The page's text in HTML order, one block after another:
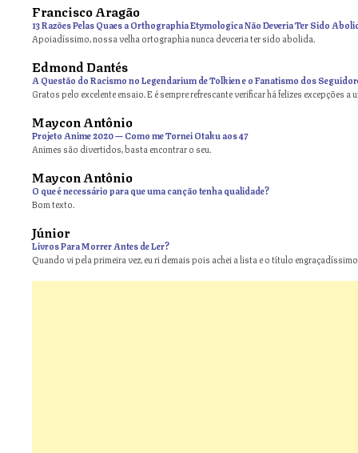
Francisco Aragão
13 Razões Pelas Quaes a Orthographia Etymologica Não Deveria Ter Sido
Apoiadíssimo, nossa velha ortographia nunca devceria ter sido abolida.
Edmond Dantés
A Questão do Racismo no Legendarium de Tolkien e o Fanatismo dos
Gratos pelo excelente ensaio. E é sempre refrescante verificar há felizes excepções a
Maycon Antônio
Projeto Anime 2020 — Como me Tornei Otaku aos 47
Animes são divertidos, basta encontrar o seu.
Maycon Antônio
O que é necessário para que uma canção tenha qualidade?
Bom texto.
Júnior
Livros Para Morrer Antes de Ler?
Quando vi pela primeira vez, eu ri demais pois achei a lista e o título